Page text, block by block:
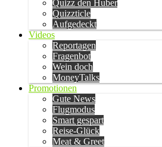
Quizz den Huber
Quizzticle
Aufgedeckt
Videos
Reportagen
Fragenbot
Wein doch
MoneyTalks
Promotionen
Gute News
Flugmodus
Smart gespart
Reise-Glück
Meat & Greet